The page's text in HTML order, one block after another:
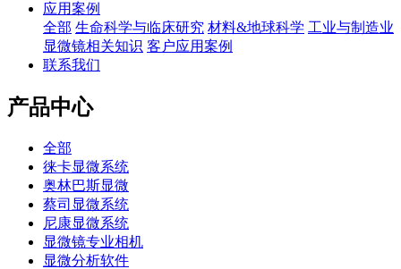
应用案例
全部 生命科学与临床研究 材料&地球科学 工业与制造业
显微镜相关知识 客户应用案例
联系我们
产品中心
全部
徕卡显微系统
奥林巴斯显微
蔡司显微系统
尼康显微系统
显微镜专业相机
显微分析软件